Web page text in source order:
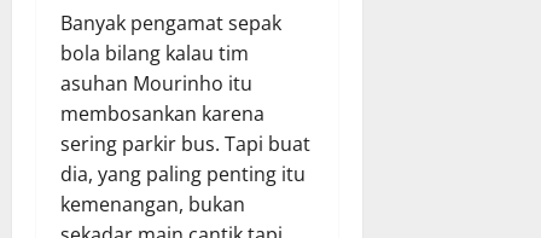
Banyak pengamat sepak
bola bilang kalau tim
asuhan Mourinho itu
membosankan karena
sering parkir bus. Tapi buat
dia, yang paling penting itu
kemenangan, bukan